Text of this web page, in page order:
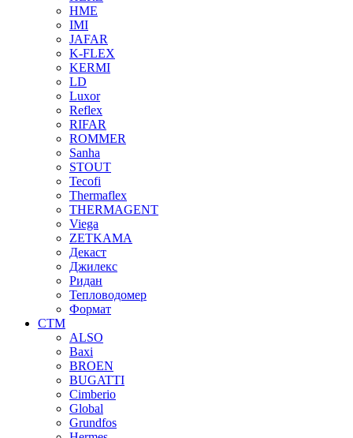
HME
IMI
JAFAR
K-FLEX
KERMI
LD
Luxor
Reflex
RIFAR
ROMMER
Sanha
STOUT
Tecofi
Thermaflex
THERMAGENT
Viega
ZETKAMA
Декаст
Джилекс
Ридан
Тепловодомер
Формат
СТМ
ALSO
Baxi
BROEN
BUGATTI
Cimberio
Global
Grundfos